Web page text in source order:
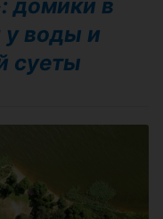
домики в
у воды и
суеты